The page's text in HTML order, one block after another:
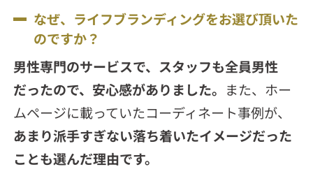
なぜ、ライフブランディングをお選び頂いた
のですか？
男性専門のサービスで、スタッフも全員男性
だったので、安心感がありました。 また、ホー
ムページに載っていたコーディネート事例が、
あまり派手すぎない落ち着いたイメージだった
ことも選んだ理由です。